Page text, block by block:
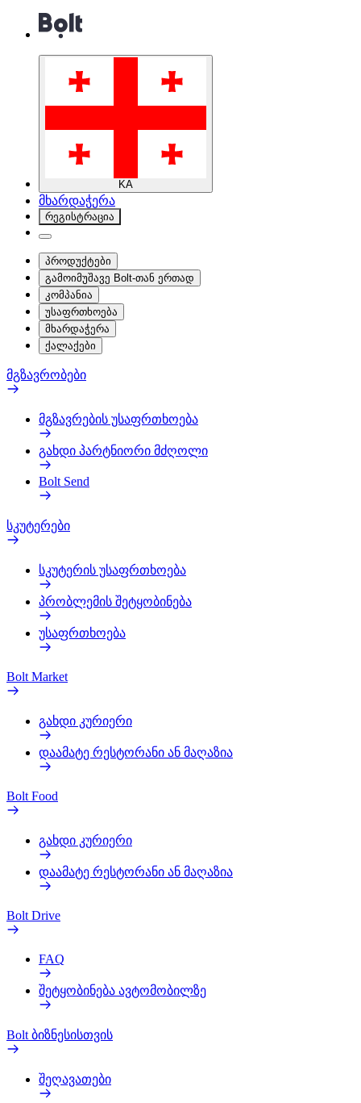
KA
მხარდაჭერა
რეგისტრაცია
პროდუქტები
გამოიმუშავე Bolt-თან ერთად
კომპანია
უსაფრთხოება
მხარდაჭერა
ქალაქები
მგზავრობები
მგზავრების უსაფრთხოება
გახდი პარტნიორი მძღოლი
Bolt Send
სკუტერები
სკუტერის უსაფრთხოება
პრობლემის შეტყობინება
უსაფრთხოება
Bolt Market
გახდი კურიერი
დაამატე რესტორანი ან მაღაზია
Bolt Food
გახდი კურიერი
დაამატე რესტორანი ან მაღაზია
Bolt Drive
FAQ
შეტყობინება ავტომობილზე
Bolt ბიზნესისთვის
შეღავათები